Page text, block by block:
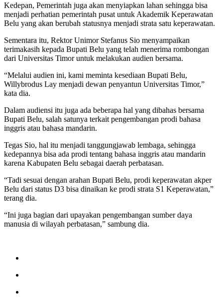
Kedepan, Pemerintah juga akan menyiapkan lahan sehingga bisa
menjadi perhatian pemerintah pusat untuk Akademik Keperawatan
Belu yang akan berubah statusnya menjadi strata satu keperawatan.
Sementara itu, Rektor Unimor Stefanus Sio menyampaikan
terimakasih kepada Bupati Belu yang telah menerima rombongan
dari Universitas Timor untuk melakukan audien bersama.
“Melalui audien ini, kami meminta kesediaan Bupati Belu,
Willybrodus Lay menjadi dewan penyantun Universitas Timor,”
kata dia.
Dalam audiensi itu juga ada beberapa hal yang dibahas bersama
Bupati Belu, salah satunya terkait pengembangan prodi bahasa
inggris atau bahasa mandarin.
Tegas Sio, hal itu menjadi tanggungjawab lembaga, sehingga
kedepannya bisa ada prodi tentang bahasa inggris atau mandarin
karena Kabupaten Belu sebagai daerah perbatasan.
“Tadi sesuai dengan arahan Bupati Belu, prodi keperawatan akper
Belu dari status D3 bisa dinaikan ke prodi strata S1 Keperawatan,”
terang dia.
“Ini juga bagian dari upayakan pengembangan sumber daya
manusia di wilayah perbatasan,” sambung dia.